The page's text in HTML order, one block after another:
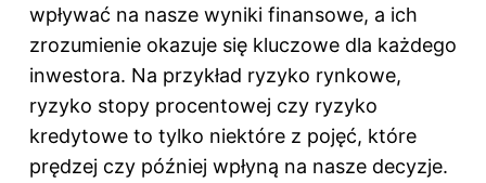
wpływać na nasze wyniki finansowe, a ich
zrozumienie okazuje się kluczowe dla każdego
inwestora. Na przykład ryzyko rynkowe,
ryzyko stopy procentowej czy ryzyko
kredytowe to tylko niektóre z pojęć, które
prędzej czy później wpłyną na nasze decyzje.